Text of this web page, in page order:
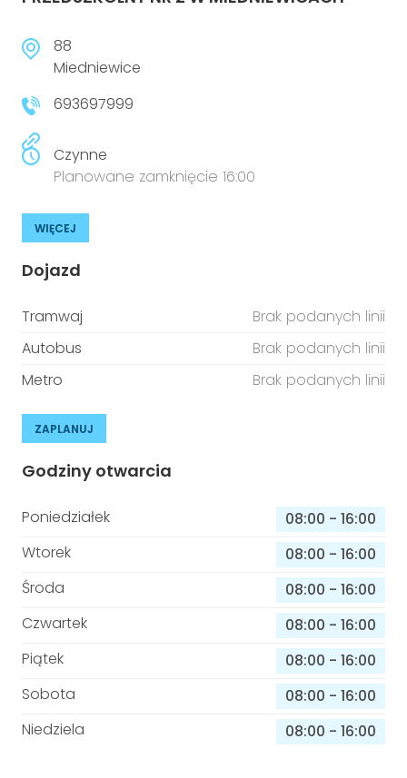
88
Miedniewice
693697999
Czynne
Planowane zamknięcie 16:00
WIĘCEJ
Dojazd
Tramwaj
Brak podanych linii
Autobus
Brak podanych linii
Metro
Brak podanych linii
ZAPLANUJ
Godziny otwarcia
Poniedziałek 08:00 - 16:00
Wtorek
08:00 - 16:00
Środa
08:00 - 16:00
Czwartek
08:00 - 16:00
Piątek
08:00 - 16:00
Sobota
08:00 - 16:00
Niedziela
08:00 - 16:00